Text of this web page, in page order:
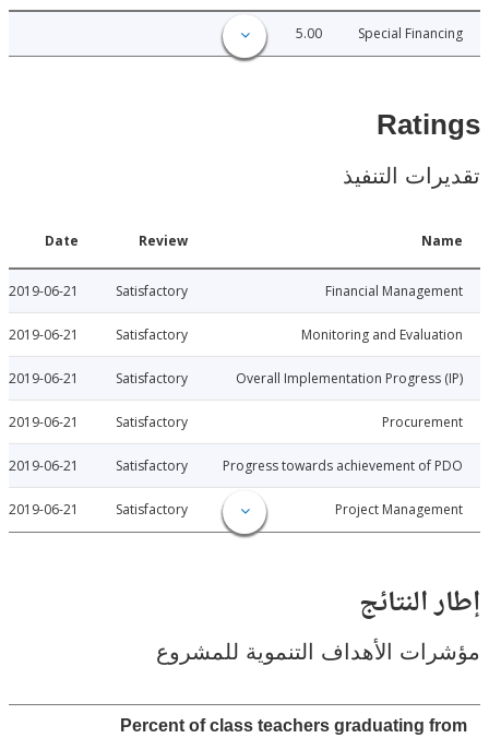
Special
5.00
التنفيذ
Financial
Satisfactory
2019-06-21
Monitoring and
Satisfactory
2019-06-21
Overall Implementation
Satisfactory
2019-06-21
Satisfactory
2019-06-21
Progress towards achievement of
Satisfactory
2019-06-21
Project
Satisfactory
2019-06-21
الأهداف التنموية للمشروع
Percent of class teachers graduating